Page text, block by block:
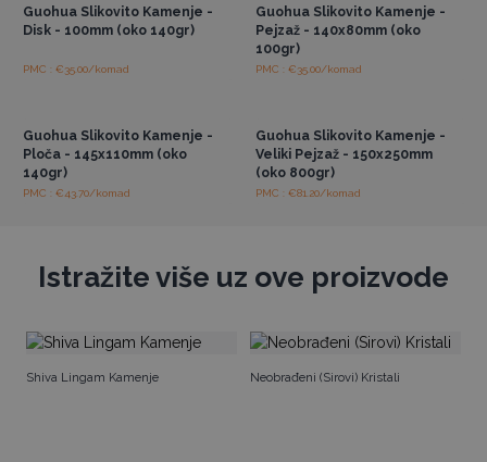
Prihvatite prirodnu ljepotu i jedinstveni šarm Guohua
Kamenih Slika i ponudite svojim kupcima proizvod koji se
ističe svojom autentičnošću i elegancijom.
Guohua Slikovito Kamenje -
Disk - 100mm (oko 140gr)
PMC : €35.00/komad
Guohua Slikovito Kamenje -
Pejzaž - 140x80mm (oko
100gr)
PMC : €35.00/komad
Guohua Slikovito Kamenje -
Ploča - 145x110mm (oko
140gr)
PMC : €43.70/komad
Guohua Slikovito Kamenje -
Veliki Pejzaž - 150x250mm
(oko 800gr)
PMC : €81.20/komad
Istražite više uz ove proizvode
Shiva Lingam Kamenje Neobrađeni (Sirovi) Kristali